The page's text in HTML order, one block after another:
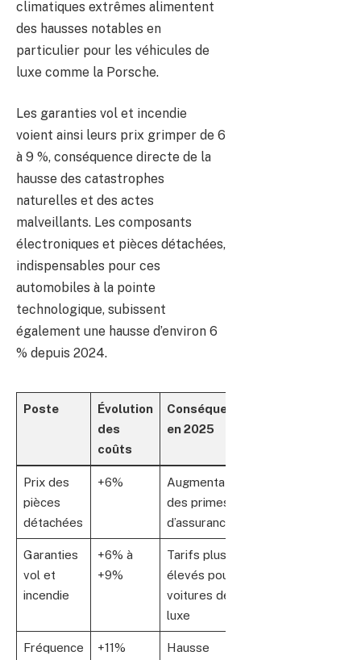
climatiques extrêmes alimentent
des hausses notables en
particulier pour les véhicules de
luxe comme la Porsche.
Les garanties vol et incendie
voient ainsi leurs prix grimper de 6
à 9 %, conséquence directe de la
hausse des catastrophes
naturelles et des actes
malveillants. Les composants
électroniques et pièces détachées,
indispensables pour ces
automobiles à la pointe
technologique, subissent
également une hausse d’environ 6
% depuis 2024.
Poste
Évolution
des
coûts
Conséquences
en 2025
Prix des
pièces
détachées
+6%
Augmentation
des primes
d’assurance
Garanties
vol et
incendie
+6% à
+9%
Tarifs plus
élevés pour
voitures de
luxe
Fréquence
+11%
Hausse